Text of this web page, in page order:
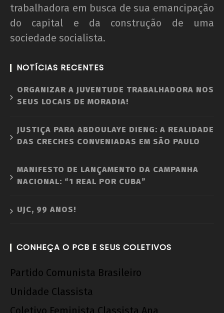
trabalhadora em busca de sua emancipação
do capital e da construção de uma
sociedade socialista.
NOTÍCIAS RECENTES
ORGANIZAR A JUVENTUDE TRABALHADORA NOS
SEUS LOCAIS DE MORADIA!
JUSTIÇA PARA ABDOULAYE DIENG: A REALIDADE
DAS CRECHES CONVENIADAS EM SÃO PAULO
MANIFESTO DE LANÇAMENTO DA CAMPANHA
NACIONAL: “1 REAL POR CUBA”
UJC, 99 ANOS!
CONHEÇA O PCB E SEUS COLETIVOS
Partido Comunista Brasileiro
Unidade Classista